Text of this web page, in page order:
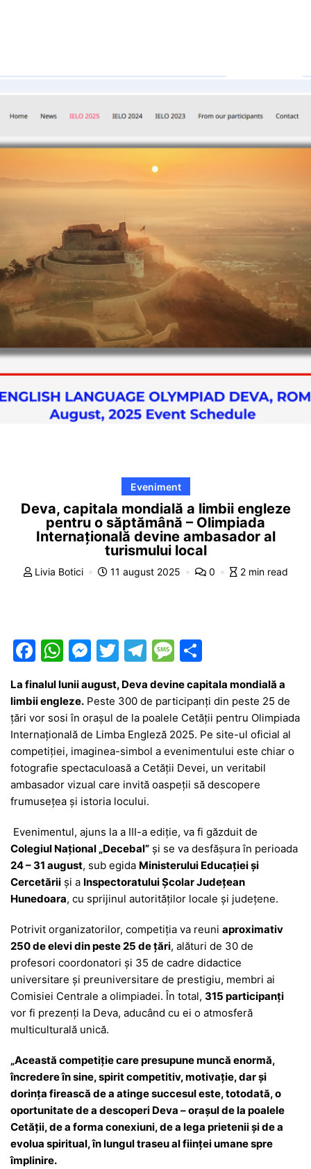
Eveniment
Deva, capitala mondială a limbii engleze
pentru o săptămână – Olimpiada
Internațională devine ambasador al
turismului local
Livia Botici 11 august 2025 0 2 min read
F
c
e
b
o
o
k
W
h
at
s
A
p
p
M
s
s
e
n
g
er
T
itt
er
T
e
gr
a
m
M
s
s
a
g
e
ar
ta
je
a
z
ă
La finalul lunii august, Deva devine capitala mondială a
limbii engleze. Peste 300 de participanți din peste 25 de
țări vor sosi în orașul de la poalele Cetății pentru Olimpiada
Internațională de Limba Engleză 2025. Pe site-ul oficial al
competiției, imaginea-simbol a evenimentului este chiar o
fotografie spectaculoasă a Cetății Devei, un veritabil
ambasador vizual care invită oaspeții să descopere
frumusețea și istoria locului.
Evenimentul, ajuns la a III-a ediție, va fi găzduit de
Colegiul Național „Decebal” și se va desfășura în perioada
24 – 31 august, sub egida Ministerului Educației și
Cercetării și a Inspectoratului Școlar Județean
Hunedoara, cu sprijinul autorităților locale și județene.
Potrivit organizatorilor, competiția va reuni aproximativ
250 de elevi din peste 25 de țări, alături de 30 de
profesori coordonatori și 35 de cadre didactice
universitare și preuniversitare de prestigiu, membri ai
Comisiei Centrale a olimpiadei. În total, 315 participanți
vor fi prezenți la Deva, aducând cu ei o atmosferă
multiculturală unică.
„Această competiție care presupune muncă enormă,
încredere în sine, spirit competitiv, motivaţie, dar și
dorința firească de a atinge succesul este, totodată, o
oportunitate de a descoperi Deva – oraşul de la poalele
Cetății, de a forma conexiuni, de a lega prietenii și de a
evolua spiritual, în lungul traseu al ființei umane spre
împlinire.